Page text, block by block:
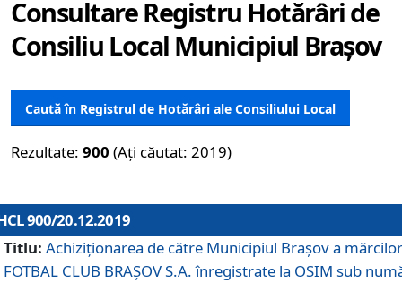
Consultare Registru Hotărâri de
Consiliu Local Municipiul Brașov
Caută în Registrul de Hotărâri ale Consiliului Local
Rezultate: 900 (Ați căutat: 2019)
900/20.12.2019
Titlu: Achiziționarea de către Municipiul Brașov a mărcilor
FOTBAL CLUB BRAȘOV S.A. înregistrate la OSIM sub